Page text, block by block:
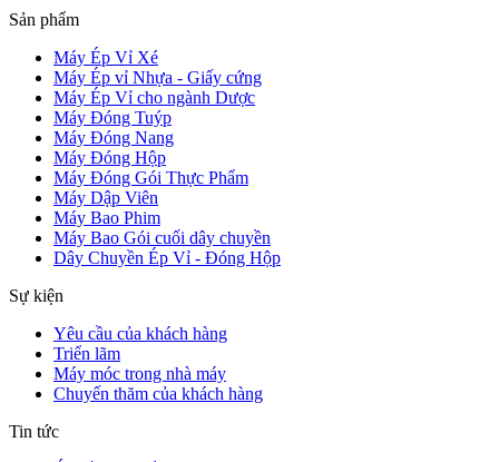
Sản phẩm
Máy Ép Vỉ Xé
Máy Ép vỉ Nhựa - Giấy cứng
Máy Ép Vỉ cho ngành Dược
Máy Đóng Tuýp
Máy Đóng Nang
Máy Đóng Hộp
Máy Đóng Gói Thực Phẩm
Máy Dập Viên
Máy Bao Phim
Máy Bao Gói cuối dây chuyền
Dây Chuyền Ép Vỉ - Đóng Hộp
Sự kiện
Yêu cầu của khách hàng
Triển lãm
Máy móc trong nhà máy
Chuyến thăm của khách hàng
Tin tức